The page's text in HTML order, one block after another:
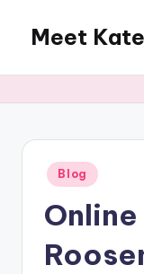
content
Meet
to
full
spectrum
blog
Posted
in
Blog